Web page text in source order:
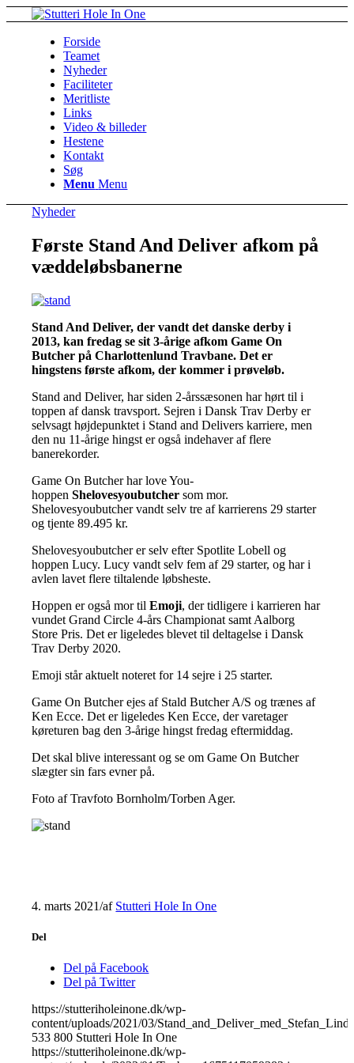
Forside
Teamet
Nyheder
Faciliteter
Meritliste
Links
Video & billeder
Hestene
Kontakt
Søg
Menu Menu
Nyheder
Første Stand And Deliver afkom på
væddeløbsbanerne
Stand And Deliver, der vandt det danske derby i
2013, kan fredag se sit 3-årige afkom Game On
Butcher på Charlottenlund Travbane. Det er
hingstens første afkom, der kommer i prøveløb.
Stand and Deliver, har siden 2-årssæsonen har hørt til i
toppen af dansk travsport. Sejren i Dansk Trav Derby er
selvsagt højdepunktet i Stand and Delivers karriere, men
den nu 11-årige hingst er også indehaver af flere
banerekorder.
Game On Butcher har love You-
hoppenShelovesyoubutcher som mor.
Shelovesyoubutcher vandt selv tre af karrierens 29 starter
og tjente 89.495 kr.
Shelovesyoubutcher er selv efter Spotlite Lobell og
hoppen Lucy. Lucy vandt selv fem af 29 starter, og har i
avlen lavet flere tiltalende løbsheste.
Hoppen er også mor tilEmoji, der tidligere i karrieren har
vundet Grand Circle 4-års Championat samt Aalborg
Store Pris. Det er ligeledes blevet til deltagelse i Dansk
Trav Derby 2020.
Emoji står aktuelt noteret for 14 sejre i 25 starter.
Game On Butcher ejes af Stald Butcher A/S og trænes af
Ken Ecce. Det er ligeledes Ken Ecce, der varetager
køreturen bag den 3-årige hingst fredag eftermiddag.
Det skal blive interessant og se om Game On Butcher
slægter sin fars evner på.
Foto af Travfoto Bornholm/Torben Ager.
4. marts 2021/af Stutteri Hole In One
Del
Del på Facebook
Del på Twitter
https://stutteriholeinone.dk/wp-
content/uploads/2021/03/
533 800 Stutteri Hole In One
https://stutteriholeinone.dk/wp-